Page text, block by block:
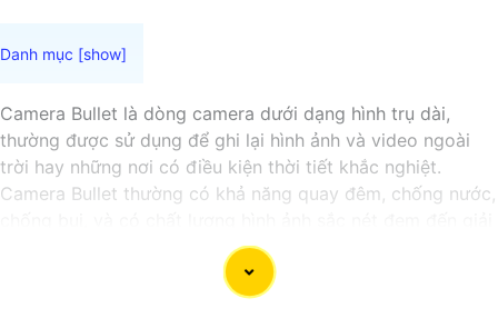
Camera Bullet là dòng camera dưới dạng hình trụ dài,
thường được sử dụng để ghi lại hình ảnh và video ngoài
trời hay những nơi có điều kiện thời tiết khắc nghiệt.
Camera Bullet thường có khả năng quay đêm, chống nước,
pháp hiệu quả để bảo vệ an ninh cho gia đình và doanh